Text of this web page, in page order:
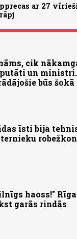
ar 27
cik
un
būs šokā
īsti bija
haoss!"
garās rindās